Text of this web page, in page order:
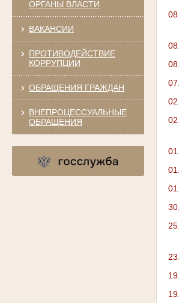
ОРГАНЫ ВЛАСТИ
ВАКАНСИИ
ПРОТИВОДЕЙСТВИЕ
КОРРУПЦИИ
ОБРАЩЕНИЯ ГРАЖДАН
ВНЕПРОЦЕССУАЛЬНЫЕ
ОБРАЩЕНИЯ